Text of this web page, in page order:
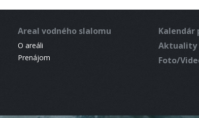
Areal vodného slalomu
O areáli
Prenájom
Aktuality
Foto/